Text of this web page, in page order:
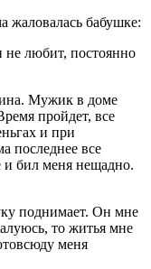
жаловалась бабушке:
любит, постоянно
Мужик в доме
пройдет, все
и при
последнее все
и бил меня нещадно.
поднимает. Он мне
то житья мне
меня